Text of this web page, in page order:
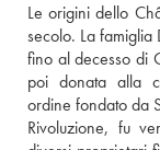
Le origini dello
secolo. La famiglia
fino al decesso di
poi donata alla
ordine fondato da
Rivoluzione, fu